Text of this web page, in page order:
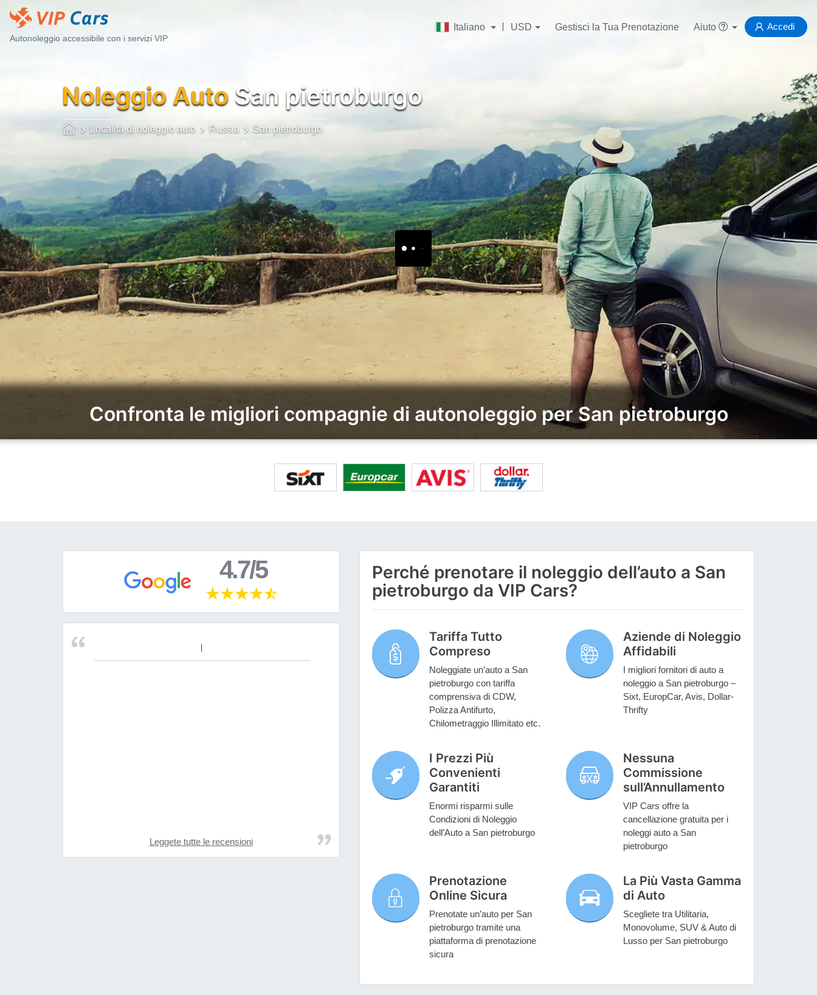
Autonoleggio accessibile con i servizi VIP
Italiano USD Gestisci la Tua Prenotazione Aiuto Accedi
Noleggio Auto San pietroburgo
Località di noleggio auto Russia San pietroburgo
Confronta le migliori compagnie di autonoleggio per San pietroburgo
4.7/5
Leggete tutte le recensioni
Perché prenotare il noleggio dell’auto a San
pietroburgo da VIP Cars?
Tariffa Tutto
Compreso
Noleggiate un’auto a San
pietroburgo con tariffa
comprensiva di CDW,
Polizza Antifurto,
Chilometraggio Illimitato etc.
Aziende di Noleggio
Affidabili
I migliori fornitori di auto a
noleggio a San pietroburgo –
Sixt, EuropCar, Avis, Dollar-
Thrifty
I Prezzi Più
Convenienti
Garantiti
Enormi risparmi sulle
Condizioni di Noleggio
dell’Auto a San pietroburgo
Nessuna
Commissione
sull’Annullamento
VIP Cars offre la
cancellazione gratuita per i
noleggi auto a San
pietroburgo
Prenotazione
Online Sicura
Prenotate un’auto per San
pietroburgo tramite una
piattaforma di prenotazione
sicura
La Più Vasta Gamma
di Auto
Scegliete tra Utilitaria,
Monovolume, SUV & Auto di
Lusso per San pietroburgo